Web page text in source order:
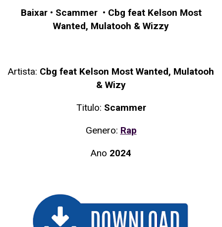
Baixar• Scammer• Cbg feat Kelson Most
Wanted, Mulatooh & Wizzy
Artista: Cbg feat Kelson Most Wanted, Mulatooh
& Wizy
Titulo: Scammer
Genero: Rap
Ano 2024